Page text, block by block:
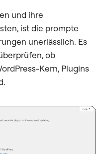
und ihre
ist die prompte
unerlässlich. Es
ob
Kern, Plugins